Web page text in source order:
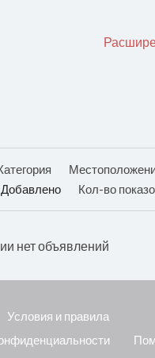
Добавлено
Кол-во
нет объявлений
Условия и правила